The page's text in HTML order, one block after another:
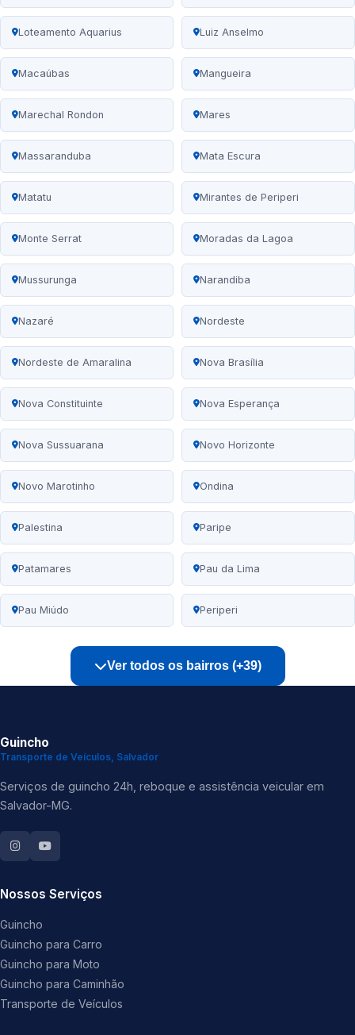
Loteamento Aquarius Luiz Anselmo
Macaúbas Mangueira
Marechal Rondon Mares
Massaranduba Mata Escura
Matatu Mirantes de Periperi
Monte Serrat Moradas da Lagoa
Mussurunga Narandiba
Nazaré Nordeste
Nordeste de Amaralina Nova Brasília
Nova Constituinte Nova Esperança
Nova Sussuarana Novo Horizonte
Novo Marotinho Ondina
Palestina Paripe
Patamares Pau da Lima
Pau Miúdo Periperi
Ver todos os bairros (+39)
Guincho
Transporte de Veículos, Salvador
Serviços de guincho 24h, reboque e assistência veicular em
Salvador-MG.
Nossos Serviços
Guincho
Guincho para Carro
Guincho para Moto
Guincho para Caminhão
Transporte de Veículos